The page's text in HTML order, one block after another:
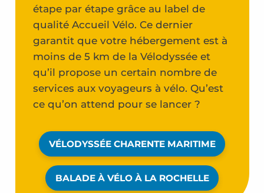
étape par étape grâce au label de
qualité Accueil Vélo. Ce dernier
garantit que votre hébergement est à
moins de 5 km de la Vélodyssée et
qu’il propose un certain nombre de
services aux voyageurs à vélo. Qu’est
ce qu’on attend pour se lancer ?
VÉLODYSSÉE CHARENTE MARITIME
BALADE À VÉLO À LA ROCHELLE